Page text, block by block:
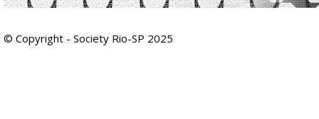
© Copyright - Society Rio-SP 2025